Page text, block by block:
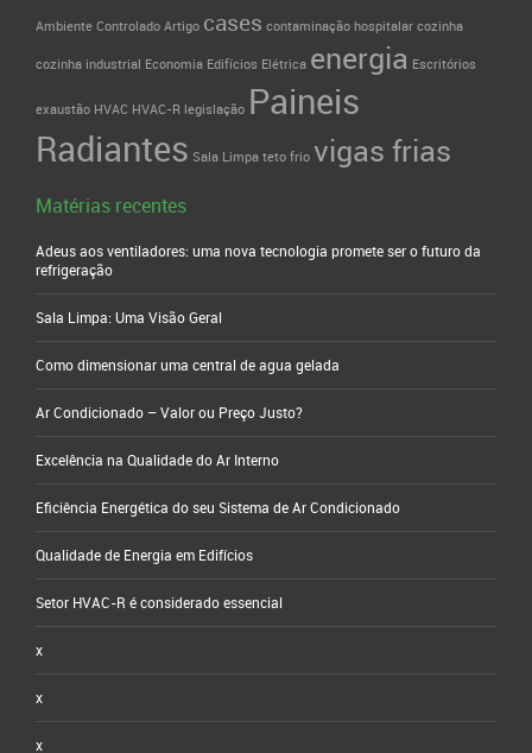
Ambiente Controlado Artigo cases contaminação hospitalar cozinha
cozinha industrial Economia Edifícios Elétrica energia Escritórios
exaustão HVAC HVAC-R legislação Paineis
Radiantes Sala Limpa teto frio vigas frias
Matérias recentes
Adeus aos ventiladores: uma nova tecnologia promete ser o futuro da
refrigeração
Sala Limpa: Uma Visão Geral
Como dimensionar uma central de agua gelada
Ar Condicionado – Valor ou Preço Justo?
Excelência na Qualidade do Ar Interno
Eficiência Energética do seu Sistema de Ar Condicionado
Qualidade de Energia em Edifícios
Setor HVAC-R é considerado essencial
x
x
x